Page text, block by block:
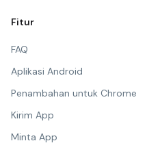
Fitur
FAQ
Aplikasi Android
Penambahan untuk Chrome
Kirim App
Minta App